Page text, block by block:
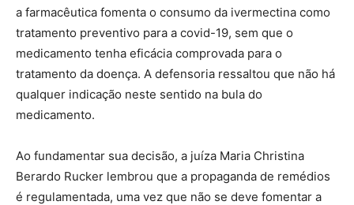
a farmacêutica fomenta o consumo da ivermectina como
tratamento preventivo para a covid-19, sem que o
medicamento tenha eficácia comprovada para o
tratamento da doença. A defensoria ressaltou que não há
qualquer indicação neste sentido na bula do
medicamento.
Ao fundamentar sua decisão, a juíza Maria Christina
Berardo Rucker lembrou que a propaganda de remédios
é regulamentada, uma vez que não se deve fomentar a